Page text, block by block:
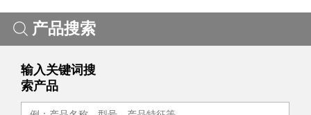
产品搜索
输入关键词搜
索产品